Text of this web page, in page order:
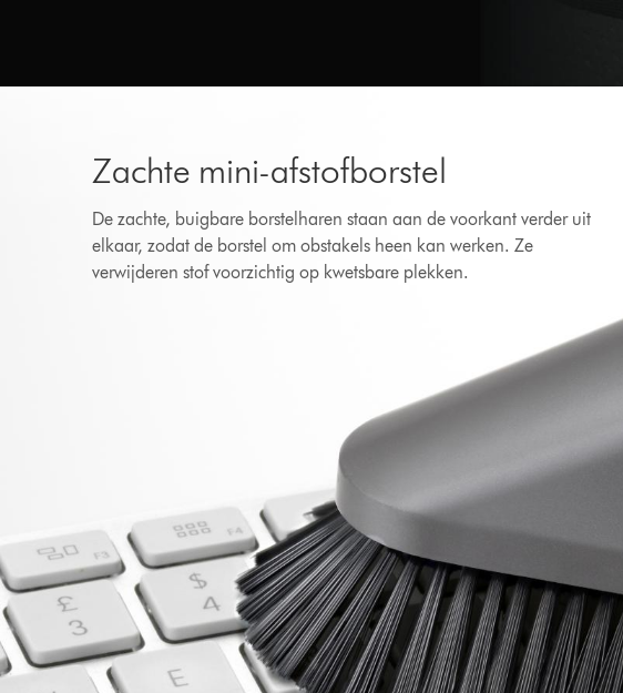
Zachte mini-afstofborstel
De zachte, buigbare borstelharen staan aan de voorkant verder uit
elkaar, zodat de borstel om obstakels heen kan werken. Ze
verwijderen stof voorzichtig op kwetsbare plekken.